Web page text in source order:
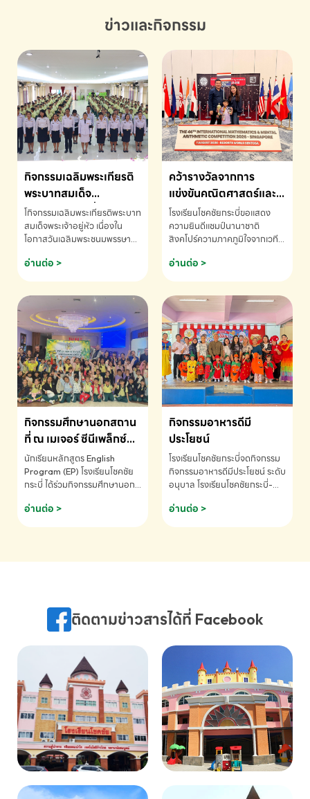
ข่าวและกิจกรรม
กิจกรรมเฉลิมพระเกียรติ
พระบาทสมเด็จ
พระเจ้าอยู่หัว เนื่องใน
โอกาสวันเฉลิม
พระชนมพรรษา
โกิจกรรมเฉลิมพระเกียรติพระบาท
สมเด็จพระเจ้าอยู่หัว เนื่องใน
โอกาสวันเฉลิมพระชนมพรรษา
ข้อมูลเพิ่มเติม โทร. 075-691910
อ่านต่อ >
คว้ารางวัลจากการ
แข่งขันคณิตศาสตร์และ
คณิตคิดเร็วนานาชาติ
ครั้งที่ 46 ประจำปี 2569
ณ ประเทศสิงคโปร์
โรงเรียนโชคชัยกระบี่ขอแสดง
ความยินดีแชมป์นานาชาติ
สิงคโปร์ความภาคภูมิใจจากเวที
ด.ช.พัทธนันท์ พรหมพันธ์ ชั้น
อนุบาล EP K3 โรงเรียนโชคชัย
แข่งขันคณิตศาสตร์และคณิตคิด
เร็วนานาชาติ ครั้งที่ 46 ประจำปี
2569 ณ ประเทศสิงคโปร์
INTERNATIONAL
MATHEMATICS AND
MENTAL ARITHMETIC
COMPETITION 2026 - ถ้วย
รางวัลรองชนะเลิศอันดับที่ 2
Mental Arithmetic
Competition K2 - ถ้วยรางวัล
รองชนะเลิศอันดับที่ 2 Mental
K2(Grop) โรงเรียนโชคชัยกระบี่-
สอบถามข้อมูลเพิ่มเติม โทร.
075-691910
อ่านต่อ >
กิจกรรมศึกษานอกสถาน
ที่ ณ เมเจอร์ ซีนีเพล็กซ์
ระดับประถมศึกษา (EP.1-
6)
นักเรียนหลักสูตร English
Program (EP) โรงเรียนโชคชัย
กระบี่ ได้ร่วมกิจกรรมศึกษานอก
ชมภาพยนตร์ Toy Story 5
(Soundtrack)เพื่อเสริมทักษะ
ภาษา ผ่านประสบการณ์การเรียนรู้
075-691910
อ่านต่อ >
กิจกรรมอาหารดีมี
ประโยชน์
โรงเรียนโชคชัยกระบี่จดกิจกรรม
กิจกรรมอาหารดีมีประโยชน์ ระดับ
อนุบาล โรงเรียนโชคชัยกระบี่-
075-691910
อ่านต่อ >
ติดตามข่าวสารได้ที่ Facebook